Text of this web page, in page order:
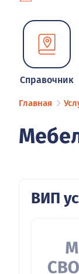
Справочник
Главная
ВИП